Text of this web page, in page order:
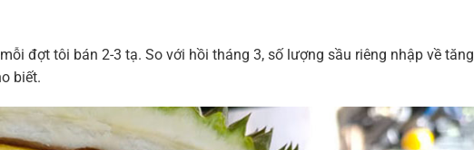
đợt tôi bán 2-3 tạ. So với hồi tháng 3, số lượng sầu riêng nhập về tăng
biết.